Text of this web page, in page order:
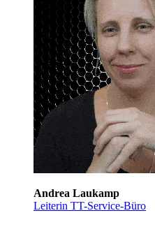
Andrea Laukamp
Leiterin TT-Service-Büro